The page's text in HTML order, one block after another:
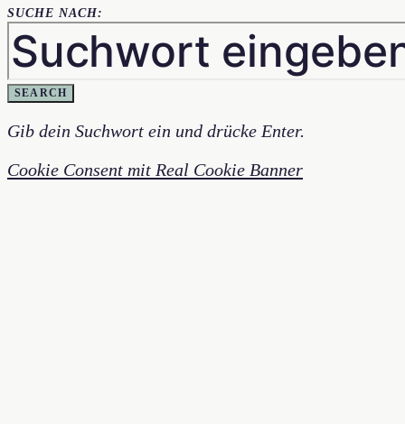
SUCHE NACH:
SEARCH
Gib dein Suchwort ein und drücke Enter.
Cookie Consent mit Real Cookie Banner